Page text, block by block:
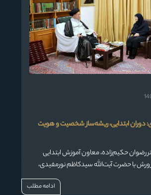
دوران ابتدایی، ریشه‌ساز شخصیت و هویت
رضوان حکیم‌زاده، معاون آموزش ابتدایی
با حضرت آیت‌الله سیدکاظم نورمفیدی،
رهبری در استان گلستان و امام جمعه
نقش آموزش ابتدایی در شکل‌گیری شخصیت
ادامه مطلب